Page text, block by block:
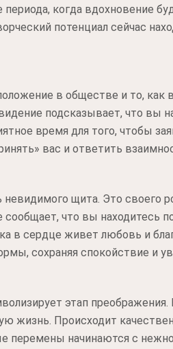
когда вдохновение
потенциал сейчас
в обществе и то,
подсказывает, что вы
время для того, чтобы
вас и ответить
щита. Это своего
что вы находитесь
в сердце живет любовь и
сохраняя спокойствие и
этап
жизнь. Происходит
перемены начинаются с